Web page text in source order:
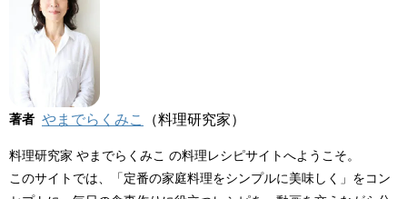
著者 やまでらくみこ （料理研究家）
料理研究家 やまでらくみこ の料理レシピサイトへようこそ。
このサイトでは、「定番の家庭料理をシンプルに美味しく」をコン